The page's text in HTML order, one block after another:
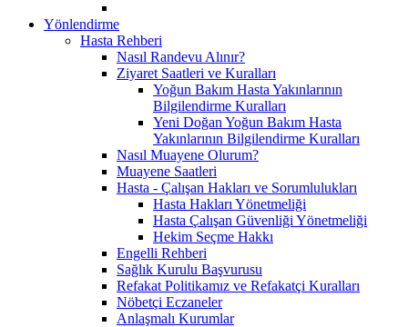
Yönlendirme
Hasta Rehberi
Nasıl Randevu Alınır?
Ziyaret Saatleri ve Kuralları
Yoğun Bakım Hasta Yakınlarının
Bilgilendirme Kuralları
Yeni Doğan Yoğun Bakım Hasta
Yakınlarının Bilgilendirme Kuralları
Nasıl Muayene Olurum?
Muayene Saatleri
Hasta - Çalışan Hakları ve Sorumlulukları
Hasta Hakları Yönetmeliği
Hasta Çalışan Güvenliği Yönetmeliği
Hekim Seçme Hakkı
Engelli Rehberi
Sağlık Kurulu Başvurusu
Refakat Politikamız ve Refakatçi Kuralları
Nöbetçi Eczaneler
Anlaşmalı Kurumlar